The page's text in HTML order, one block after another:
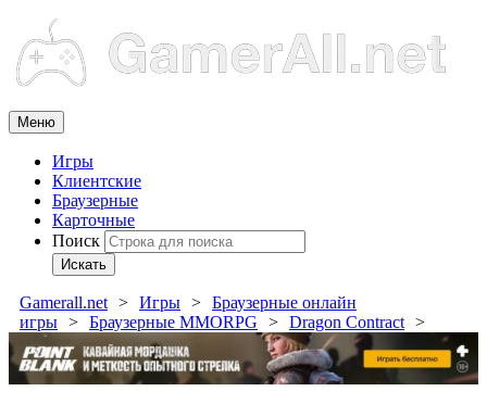
Меню
Игры
Клиентские
Браузерные
Карточные
Поиск
Искать
Gamerall.net Игры
Браузерные онлайн
игры
Браузерные MMORPG Dragon Contract